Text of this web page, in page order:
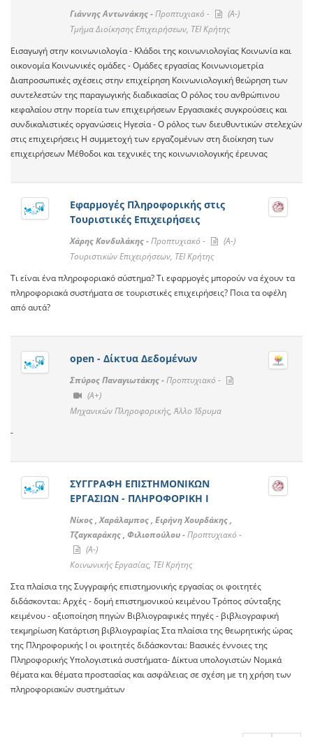
Γιάννης Αντωνάκης -Προπτυχιακό -
(A-)
Τμήμα Διοίκησης Επιχειρήσεων, ΤΕΙ Κρήτης
Εισαγωγή στην κοινωνιολογία - Κλάδοι της κοινωνιολογίας Κοινωνία και
οικονομία Κοινωνικές ομάδες - Ομάδες εργασίας Κοινωνιομετρία
Διαπροσωπικές σχέσεις στην επιχείρηση Κοινωνιολογική θεώρηση των
συντελεστών της παραγωγικής διαδικασίας Ο ρόλος του ανθρώπινου
κεφαλαίου στην πορεία των επιχειρήσεων Εργασιακές συγκρούσεις και
συνδικαλιστικές οργανώσεις Ηγεσία - Ο ρόλος των διευθυντικών στελεχών
στις επιχειρήσεις Η συμμετοχή των εργαζομένων στη διοίκηση των
επιχειρήσεων Μέθοδοι και τεχνικές της κοινωνιολογικής έρευνας
Εφαρμογές Πληροφορικής στις
Τουριστικές Επιχειρήσεις
Χάρης Κονδυλάκης -Προπτυχιακό -
(A-)
Τουριστικών Επιχειρήσεων, ΤΕΙ Κρήτης
Τι είναι ένα πληροφοριακό σύστημα? Τι εφαρμογές μπορούν να έχουν τα
πληροφοριακά συστήματα σε τουριστικές επιχειρήσεις? Ποια τα οφέλη
από αυτά?
open - Δίκτυα Δεδομένων
Σπύρος Παναγιωτάκης -Προπτυχιακό -
(A+)
Μηχανικών Πληροφορικής, Άλλο Ίδρυμα
-
ΣΥΓΓΡΑΦΗ ΕΠΙΣΤΗΜΟΝΙΚΩΝ
ΕΡΓΑΣΙΩΝ - ΠΛΗΡΟΦΟΡΙΚΗ Ι
Νίκος , Χαράλαμπος , Ειρήνη Χουρδάκης ,
Τζαγκαράκης , Φιλιοπούλου -Προπτυχιακό -
(A-)
Κοινωνικής Εργασίας, ΤΕΙ Κρήτης
Στα πλαίσια της Συγγραφής επιστημονικής εργασίας οι φοιτητές
διδάσκονται: Αρχές - δομή επιστημονικού κειμένου Τρόπος σύνταξης
κειμένου - αξιοποίηση πηγών Βιβλιογραφικές πηγές - βιβλιογραφική
τεκμηρίωση Κατάρτιση βιβλιογραφίας Στα πλαίσια της θεωρητικής ώρας
της Πληροφορικής Ι οι φοιτητές διδάσκονται: Βασικές έννοιες της
Πληροφορικής Υπολογιστικά συστήματα- Δίκτυα υπολογιστών Νομικά
θέματα και θέματα προστασίας και ασφάλειας σε σχέση με τη χρήση των
πληροφοριακών συστημάτων